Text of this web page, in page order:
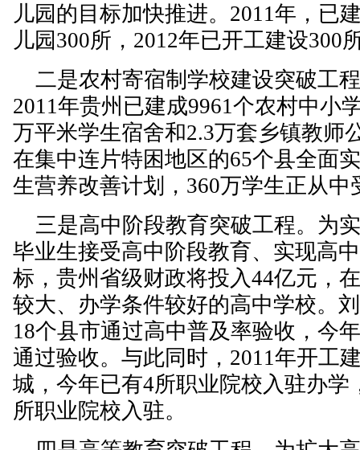
儿园的目标加快推进。2011年，已
儿园300所，2012年已开工建设300
二是农村寄宿制学校建设突破工
2011年贵州已建成9961个农村中小
万平米学生宿舍和2.3万套乡镇教师
在集中连片特困地区的65个县全面
生营养改善计划，360万学生正从中
三是高中阶段教育突破工程。为
毕业生接受高中阶段教育、实现高
标，贵州省级财政将投入44亿元，
较大、办学条件较好的高中学校。
18个县市通过高中普及率验收，今
通过验收。与此同时，2011年开工
城，今年已有4所职业院校入驻办学
所职业院校入驻。